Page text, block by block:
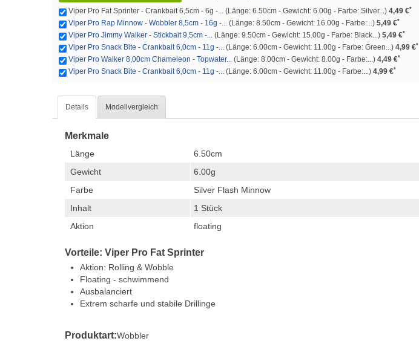
Viper Pro Fat Sprinter - Crankbait 6,5cm - 6g -... (Länge: 6.50cm - Gewicht: 6.00g - Farbe: Silver...) 4,49 €*
Viper Pro Rap Minnow - Wobbler 8,5cm - 16g -... (Länge: 8.50cm - Gewicht: 16.00g - Farbe:...) 5,49 €*
Viper Pro Jimmy Walker - Stickbait 9,5cm -... (Länge: 9.50cm - Gewicht: 15.00g - Farbe: Black...) 5,49 €*
Viper Pro Snack Bite - Crankbait 6,0cm - 11g -... (Länge: 6.00cm - Gewicht: 11.00g - Farbe: Green...) 4,99 €*
Viper Pro Walker 8,00cm Chameleon - Topwater... (Länge: 8.00cm - Gewicht: 8.00g - Farbe:...) 4,49 €*
Viper Pro Snack Bite - Crankbait 6,0cm - 11g -... (Länge: 6.00cm - Gewicht: 11.00g - Farbe:...) 4,99 €*
Details Modellvergleich
Merkmale
Länge
6.50cm
Gewicht
6.00g
Farbe
Silver Flash Minnow
Inhalt
1 Stück
Aktion
floating
Vorteile: Viper Pro Fat Sprinter
Aktion: Rolling & Wobble
Floating - schwimmend
Ausbalanciert
Extrem scharfe und stabile Drillinge
Produktart:Wobbler